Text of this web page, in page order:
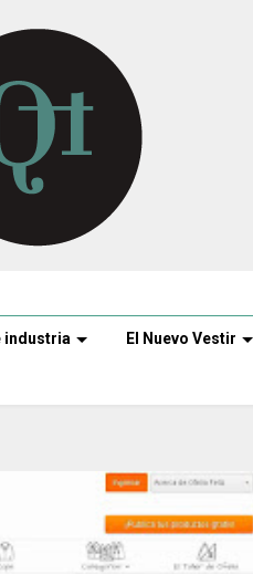
industria El Nuevo Vestir